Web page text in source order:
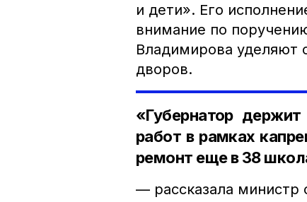
и дети». Его
внимание по
Владимирова уделяют
дворов.
«Губернатор
работ в рамках
ремонт еще в 38
— рассказала министр